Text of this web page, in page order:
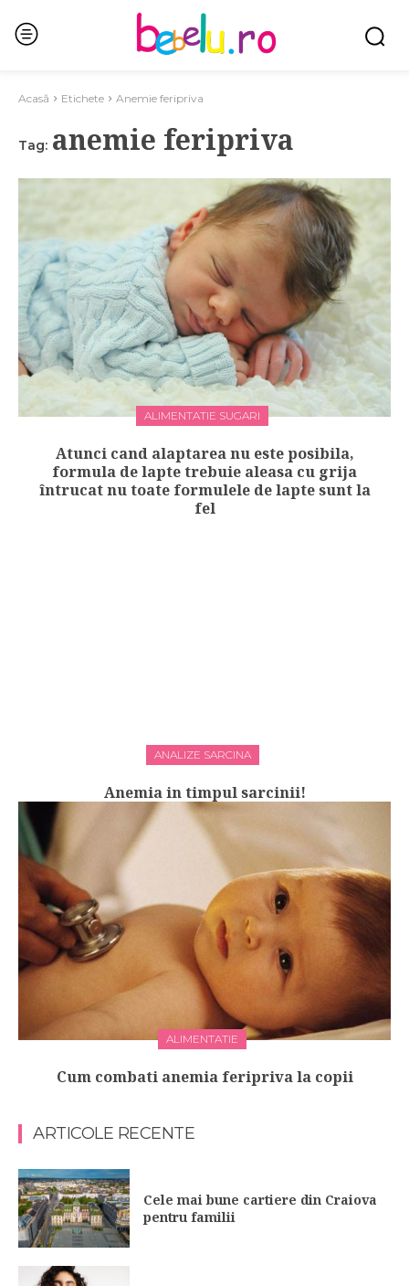
Acasă Etichete Anemie feripriva
Tag: anemie feripriva
ALIMENTATIE SUGARI
Atunci cand alaptarea nu este posibila,
formula de lapte trebuie aleasa cu grija
întrucat nu toate formulele de lapte sunt la
fel
ANALIZE SARCINA
Anemia in timpul sarcinii!
ALIMENTATIE
Cum combati anemia feripriva la copii
ARTICOLE RECENTE
Cele mai bune cartiere din Craiova
pentru familii